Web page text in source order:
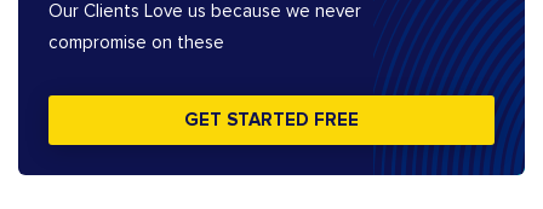
Our Clients Love us because we never
compromise on these
GET STARTED FREE